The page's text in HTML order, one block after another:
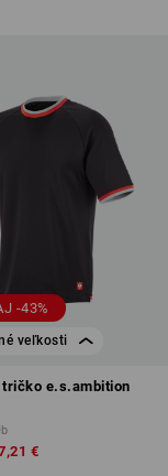
-43%
veľkosti
tričko e.s.ambition
€